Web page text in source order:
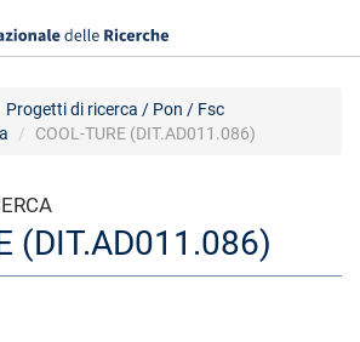
Progetti di ricerca / Pon / Fsc
COOL-TURE (DIT.AD011.086)
(DIT.AD011.086)